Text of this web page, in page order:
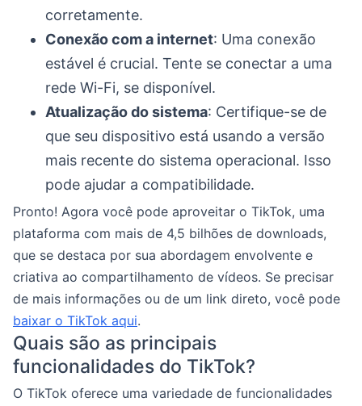
corretamente.
Conexão com a internet: Uma conexão
estável é crucial. Tente se conectar a uma
rede Wi-Fi, se disponível.
Atualização do sistema: Certifique-se de
que seu dispositivo está usando a versão
mais recente do sistema operacional. Isso
pode ajudar a compatibilidade.
Pronto! Agora você pode aproveitar o TikTok, uma
plataforma com mais de 4,5 bilhões de downloads,
que se destaca por sua abordagem envolvente e
criativa ao compartilhamento de vídeos. Se precisar
de mais informações ou de um link direto, você pode
baixar o TikTok aqui.
Quais são as principais
funcionalidades do TikTok?
O TikTok oferece uma variedade de funcionalidades